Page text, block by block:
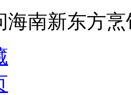
海南新东方